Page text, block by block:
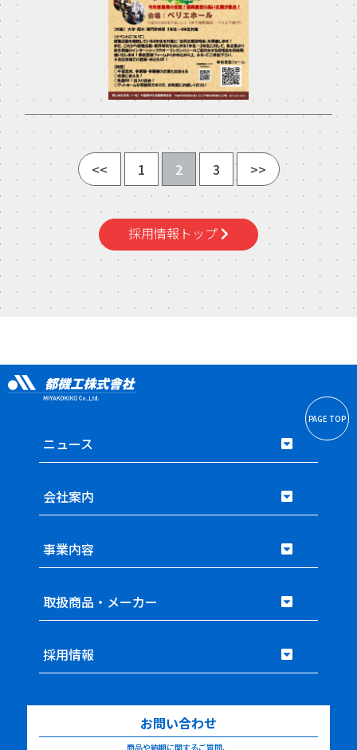
<< 1 2 3 >>
採用情報トップ
PAGE TOP
ニュース
会社案内
事業内容
取扱商品・メーカー
採用情報
お問い合わせ
商品や納期に関するご質問、